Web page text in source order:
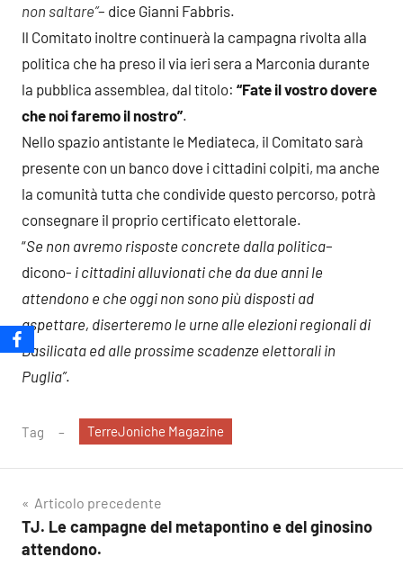
non saltare”– dice Gianni Fabbris.
Il Comitato inoltre continuerà la campagna rivolta alla
politica che ha preso il via ieri sera a Marconia durante
la pubblica assemblea, dal titolo: “Fate il vostro dovere
che noi faremo il nostro”.
Nello spazio antistante le Mediateca, il Comitato sarà
presente con un banco dove i cittadini colpiti, ma anche
la comunità tutta che condivide questo percorso, potrà
consegnare il proprio certificato elettorale.
“Se non avremo risposte concrete dalla politica–
dicono- i cittadini alluvionati che da due anni le
attendono e che oggi non sono più disposti ad
aspettare, diserteremo le urne alle elezioni regionali di
Basilicata ed alle prossime scadenze elettorali in
Puglia”.
Tag TerreJoniche Magazine
Navigazione
articoli
Articolo precedente
TJ. Le campagne del metapontino e del ginosino
attendono.